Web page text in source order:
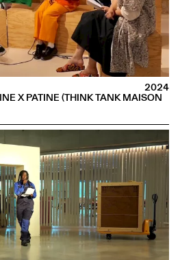
X PATINE (THINK TANK MAISON
2024